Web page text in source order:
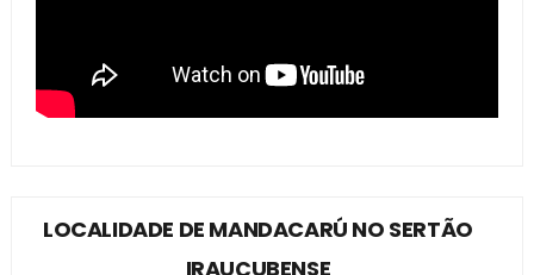
LOCALIDADE DE MANDACARÚ NO SERTÃO
IRAUÇUBENSE